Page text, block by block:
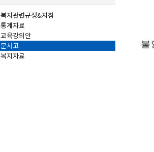
복지관련규정&지침
통계자료
교육강의안
문서고
복지자료